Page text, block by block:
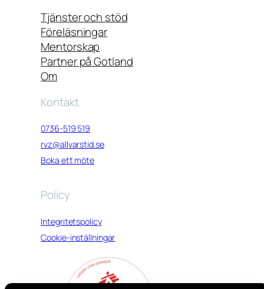
Tjänster och stöd
Föreläsningar
Mentorskap
Partner på Gotland
Om
Kontakt
0736-519 519
rvz@allvarstid.se
Boka ett möte
Policy
Integritetspolicy
Cookie-inställningar